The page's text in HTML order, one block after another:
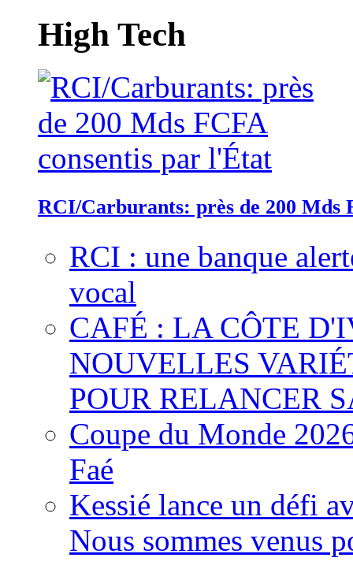
High Tech
RCI/Carburants: près de 200 Mds
RCI : une banque
vocal
CAFÉ : LA CÔTE
NOUVELLES
POUR RELANCER
Coupe du Monde
Faé
Kessié lance un défi
Nous sommes venus